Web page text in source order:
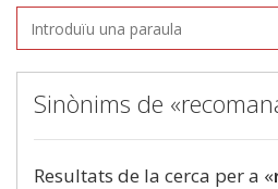
Sinònims de
Resultats de la cerca per a «